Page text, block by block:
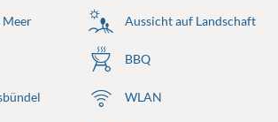
Meer Aussicht auf Landschaft
BBQ
WLAN